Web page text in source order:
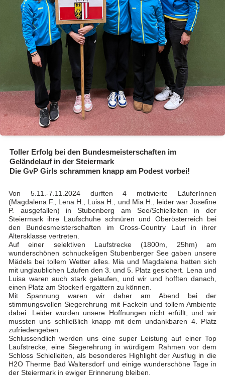
Toller Erfolg bei den Bundesmeisterschaften im
Geländelauf in der Steiermark
Die GvP Girls schrammen knapp am Podest vorbei!
Von 5.11.-7.11.2024 durften 4 motivierte LäuferInnen
(Magdalena F., Lena H., Luisa H., und Mia H., leider war Josefine
P. ausgefallen) in Stubenberg am See/Schielleiten in der
Steiermark ihre Laufschuhe schnüren und Oberösterreich bei
den Bundesmeisterschaften im Cross-Country Lauf in ihrer
Altersklasse vertreten.
Auf einer selektiven Laufstrecke (1800m, 25hm) am
wunderschönen schnuckeligen Stubenberger See gaben unsere
Mädels bei tollem Wetter alles. Mia und Magdalena hatten sich
mit unglaublichen Läufen den 3. und 5. Platz gesichert. Lena und
Luisa waren auch stark gelaufen, und wir und hofften danach,
einen Platz am Stockerl ergattern zu können.
Mit Spannung waren wir daher am Abend bei der
stimmungsvollen Siegerehrung mit Fackeln und tollem Ambiente
dabei. Leider wurden unsere Hoffnungen nicht erfüllt, und wir
mussten uns schließlich knapp mit dem undankbaren 4. Platz
zufriedengeben.
Schlussendlich werden uns eine super Leistung auf einer Top
Laufstrecke, eine Siegerehrung in würdigem Rahmen vor dem
Schloss Schielleiten, als besonderes Highlight der Ausflug in die
H2O Therme Bad Waltersdorf und einige wunderschöne Tage in
der Steiermark in ewiger Erinnerung bleiben.